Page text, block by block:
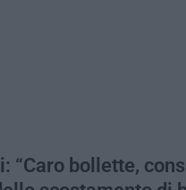
“Caro bollette,